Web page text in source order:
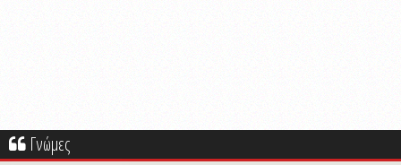
Γνώμες